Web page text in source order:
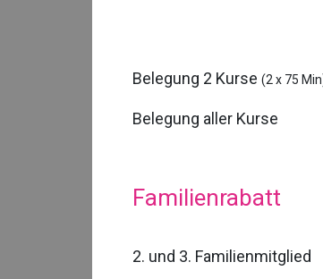
Belegung 2 Kurse (2 x 75
Belegung aller Kurse
Familienrabatt
2. und 3. Familienmitglied